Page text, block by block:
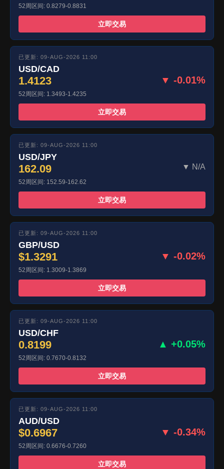
52周区间: 0.8279-0.8831
立即交易
已更新: 09-AUG-2026 11:00
USD/CAD
1.4123 ▼ -0.01%
52周区间: 1.3493-1.4235
立即交易
已更新: 09-AUG-2026 11:00
USD/JPY
162.09 ▼ N/A
52周区间: 152.59-162.62
立即交易
已更新: 09-AUG-2026 11:00
GBP/USD
$1.3291 ▼ -0.02%
52周区间: 1.3009-1.3869
立即交易
已更新: 09-AUG-2026 11:00
USD/CHF
0.8199 ▲ +0.05%
52周区间: 0.7670-0.8132
立即交易
已更新: 09-AUG-2026 11:00
AUD/USD
$0.6967 ▼ -0.34%
52周区间: 0.6676-0.7260
立即交易